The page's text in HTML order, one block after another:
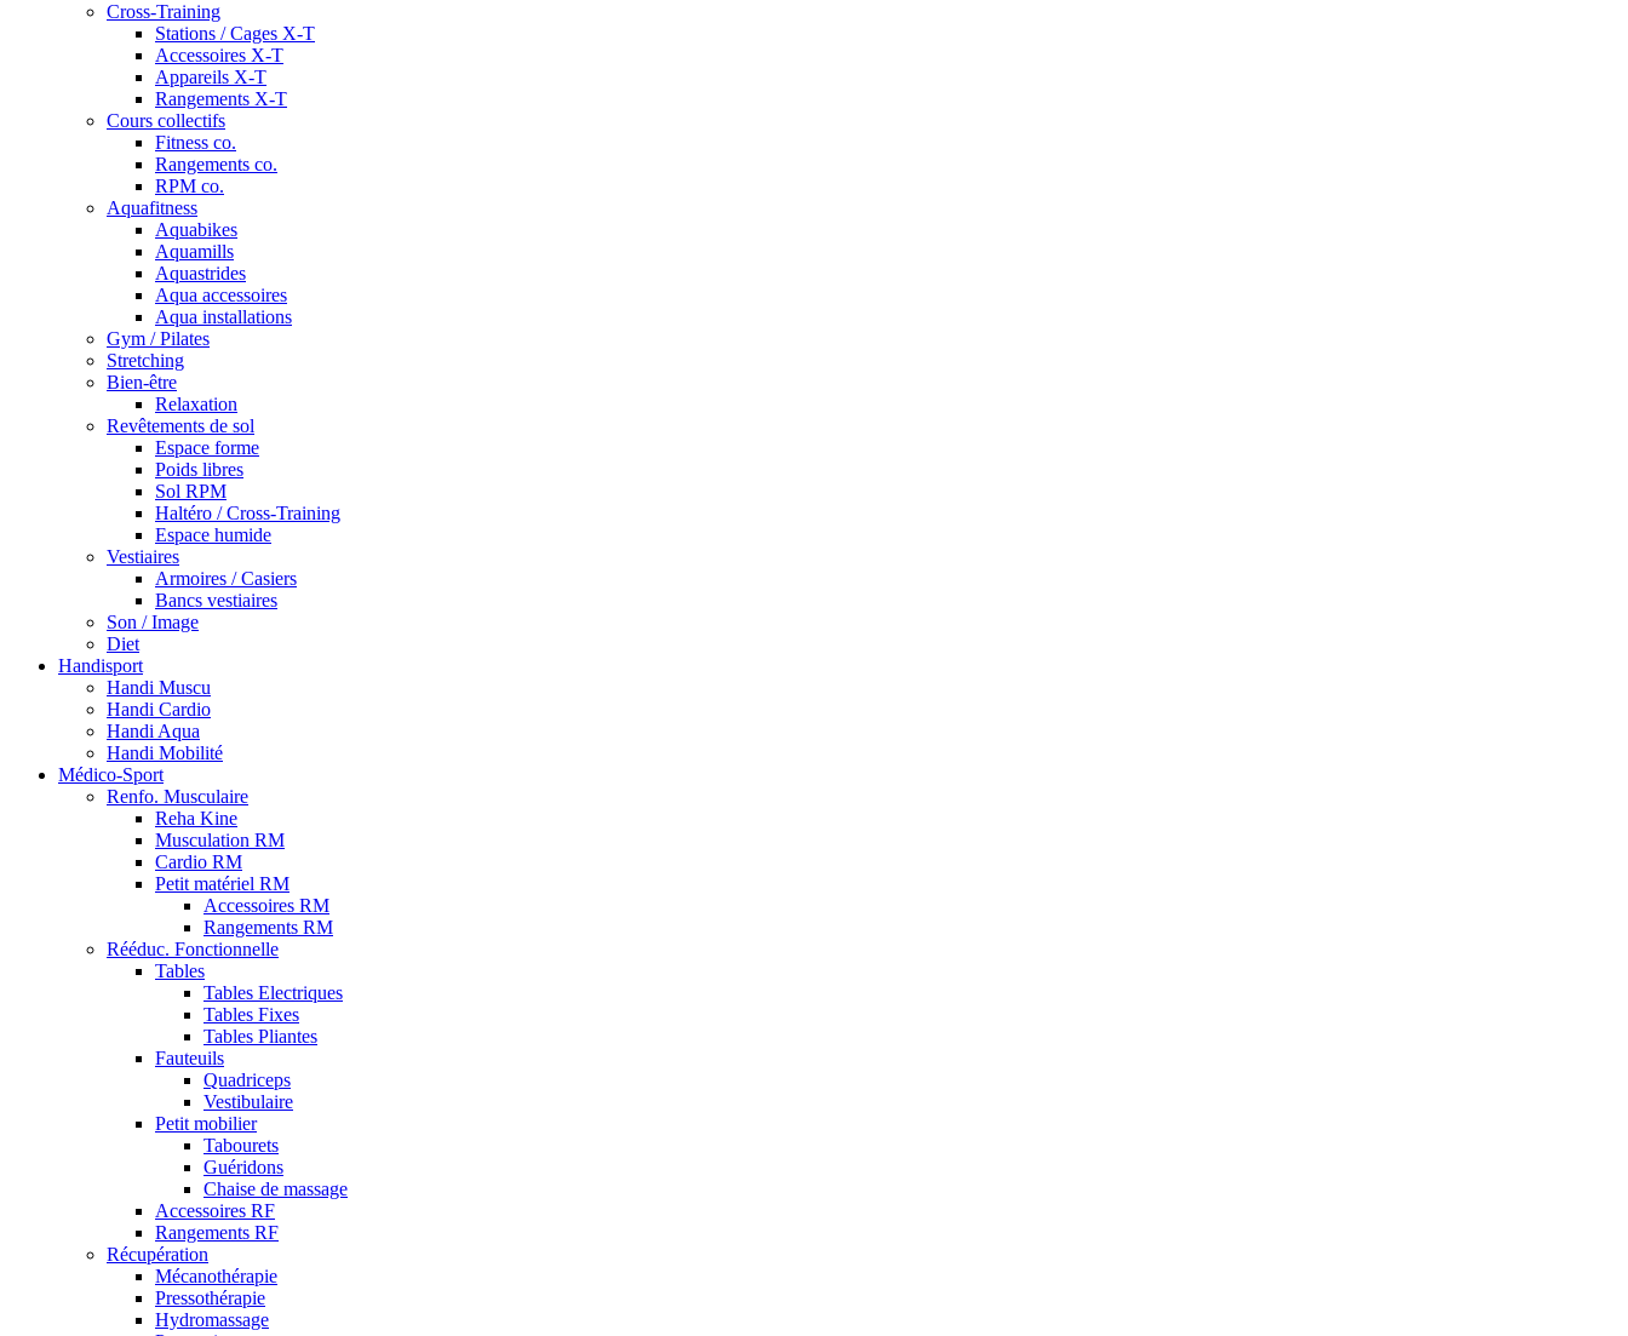
Cross-Training
Stations / Cages X-T
Accessoires X-T
Appareils X-T
Rangements X-T
Cours collectifs
Fitness co.
Rangements co.
RPM co.
Aquafitness
Aquabikes
Aquamills
Aquastrides
Aqua accessoires
Aqua installations
Gym / Pilates
Stretching
Bien-être
Relaxation
Revêtements de sol
Espace forme
Poids libres
Sol RPM
Haltéro / Cross-Training
Espace humide
Vestiaires
Armoires / Casiers
Bancs vestiaires
Son / Image
Diet
Handisport
Handi Muscu
Handi Cardio
Handi Aqua
Handi Mobilité
Médico-Sport
Renfo. Musculaire
Reha Kine
Musculation RM
Cardio RM
Petit matériel RM
Accessoires RM
Rangements RM
Rééduc. Fonctionnelle
Tables
Tables Electriques
Tables Fixes
Tables Pliantes
Fauteuils
Quadriceps
Vestibulaire
Petit mobilier
Tabourets
Guéridons
Chaise de massage
Accessoires RF
Rangements RF
Récupération
Mécanothérapie
Pressothérapie
Hydromassage